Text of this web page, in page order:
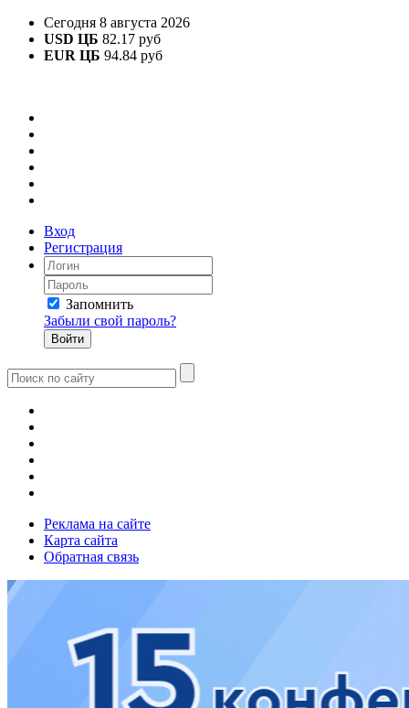
Сегодня 8 августа 2026
USD ЦБ 82.17 руб
EUR ЦБ 94.84 руб
Вход
Регистрация
Запомнить
Забыли свой пароль?
Реклама на сайте
Карта сайта
Обратная связь